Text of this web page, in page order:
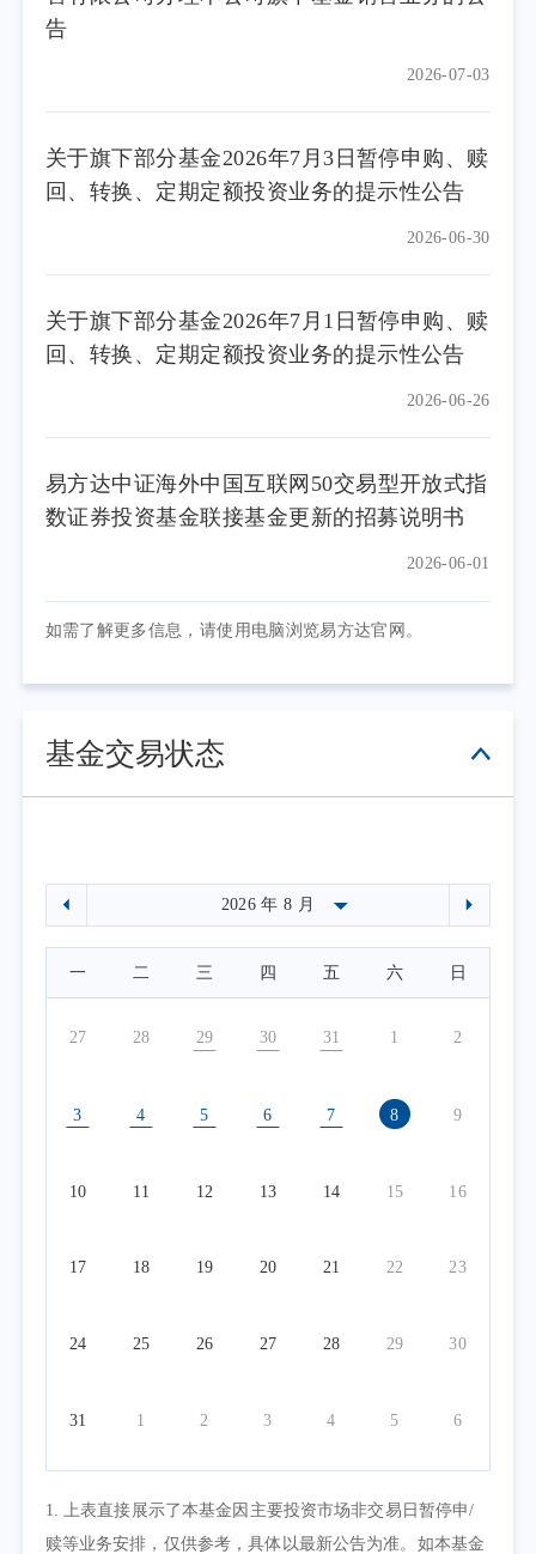
告
2026-07-03
关于旗下部分基金2026年7月3日暂停申购、赎
回、转换、定期定额投资业务的提示性公告
2026-06-30
关于旗下部分基金2026年7月1日暂停申购、赎
回、转换、定期定额投资业务的提示性公告
2026-06-26
易方达中证海外中国互联网50交易型开放式指
数证券投资基金联接基金更新的招募说明书
2026-06-01
如需了解更多信息，请使用电脑浏览易方达官网。
基金交易状态
一 二 三 四 五 六 日
27 28 29 30 31 1 2
3 4 5 6 7 8 9
10 11 12 13 14 15 16
17 18 19 20 21 22 23
24 25 26 27 28 29 30
31 1 2 3 4 5 6
1. 上表直接展示了本基金因主要投资市场非交易日暂停申/
赎等业务安排，仅供参考，具体以最新公告为准。如本基金